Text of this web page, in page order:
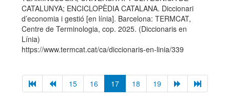
CATALUNYA; ENCICLOPÈDIA CATALANA. Diccionari
d’economia i gestió [en línia]. Barcelona: TERMCAT,
Centre de Terminologia, cop. 2025. (Diccionaris en
Línia)
https://www.termcat.cat/ca/diccionaris-en-linia/339
15 16 17 18 19